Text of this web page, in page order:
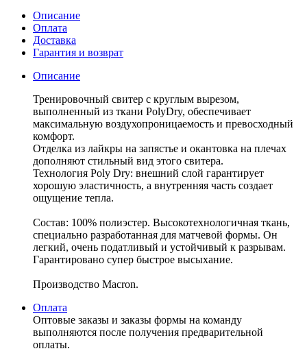
Описание
Оплата
Доставка
Гарантия и возврат
Описание
Тренировочный свитер с круглым вырезом,
выполненный из ткани PolyDry, обеспечивает
максимальную воздухопроницаемость и превосходный
комфорт.
Отделка из лайкры на запястье и окантовка на плечах
дополняют стильный вид этого свитера.
Технология Poly Dry: внешний слой гарантирует
хорошую эластичность, а внутренняя часть создает
ощущение тепла.
Состав: 100% полиэстер. Высокотехнологичная ткань,
специально разработанная для матчевой формы. Он
легкий, очень податливый и устойчивый к разрывам.
Гарантировано супер быстрое высыхание.
Производство Macron.
Оплата
Оптовые заказы и заказы формы на команду
выполняются после получения предварительной
оплаты.